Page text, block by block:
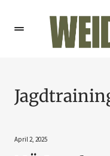
April 2, 2025